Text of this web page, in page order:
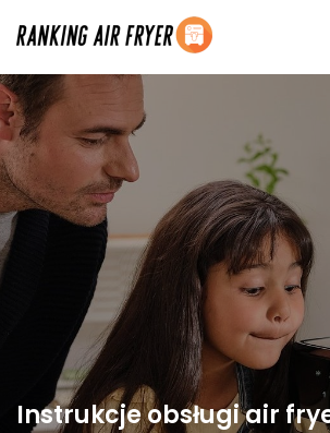
Instrukcje obsługi air